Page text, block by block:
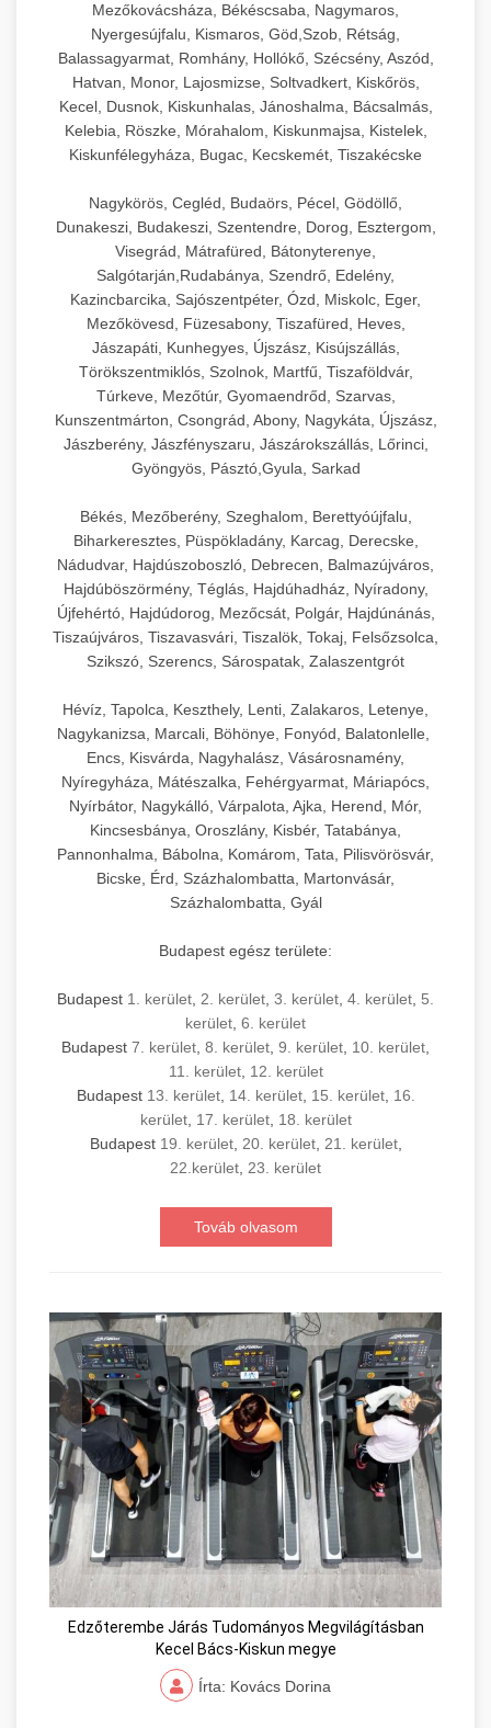
Mezőkovácsháza, Békéscsaba, Nagymaros,
Nyergesújfalu, Kismaros, Göd,Szob, Rétság,
Balassagyarmat, Romhány, Hollókő, Szécsény, Aszód,
Hatvan, Monor, Lajosmizse, Soltvadkert, Kiskőrös,
Kecel, Dusnok, Kiskunhalas, Jánoshalma, Bácsalmás,
Kelebia, Röszke, Mórahalom, Kiskunmajsa, Kistelek,
Kiskunfélegyháza, Bugac, Kecskemét, Tiszakécske
Nagykörös, Cegléd, Budaörs, Pécel, Gödöllő,
Dunakeszi, Budakeszi, Szentendre, Dorog, Esztergom,
Visegrád, Mátrafüred, Bátonyterenye,
Salgótarján,Rudabánya, Szendrő, Edelény,
Kazincbarcika, Sajószentpéter, Ózd, Miskolc, Eger,
Mezőkövesd, Füzesabony, Tiszafüred, Heves,
Jászapáti, Kunhegyes, Újszász, Kisújszállás,
Törökszentmiklós, Szolnok, Martfű, Tiszaföldvár,
Túrkeve, Mezőtúr, Gyomaendrőd, Szarvas,
Kunszentmárton, Csongrád, Abony, Nagykáta, Újszász,
Jászberény, Jászfényszaru, Jászárokszállás, Lőrinci,
Gyöngyös, Pásztó,Gyula, Sarkad
Békés, Mezőberény, Szeghalom, Berettyóújfalu,
Biharkeresztes, Püspökladány, Karcag, Derecske,
Nádudvar, Hajdúszoboszló, Debrecen, Balmazújváros,
Hajdúböszörmény, Téglás, Hajdúhadház, Nyíradony,
Újfehértó, Hajdúdorog, Mezőcsát, Polgár, Hajdúnánás,
Tiszaújváros, Tiszavasvári, Tiszalök, Tokaj, Felsőzsolca,
Szikszó, Szerencs, Sárospatak, Zalaszentgrót
Hévíz, Tapolca, Keszthely, Lenti, Zalakaros, Letenye,
Nagykanizsa, Marcali, Böhönye, Fonyód, Balatonlelle,
Encs, Kisvárda, Nagyhalász, Vásárosnamény,
Nyíregyháza, Mátészalka, Fehérgyarmat, Máriapócs,
Nyírbátor, Nagykálló, Várpalota, Ajka, Herend, Mór,
Kincsesbánya, Oroszlány, Kisbér, Tatabánya,
Pannonhalma, Bábolna, Komárom, Tata, Pilisvörösvár,
Bicske, Érd, Százhalombatta, Martonvásár,
Százhalombatta, Gyál
Budapest egész területe:
Budapest 1. kerület, 2. kerület, 3. kerület, 4. kerület, 5.
kerület, 6. kerület
Budapest 7. kerület, 8. kerület, 9. kerület, 10. kerület,
11. kerület, 12. kerület
Budapest 13. kerület, 14. kerület, 15. kerület, 16.
kerület, 17. kerület, 18. kerület
Budapest 19. kerület, 20. kerület, 21. kerület,
22.kerület, 23. kerület
Továb olvasom
Edzőterembe Járás Tudományos Megvilágításban
Kecel Bács-Kiskun megye
Írta: Kovács Dorina